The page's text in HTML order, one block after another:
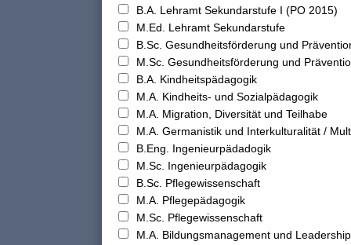
B.A. Lehramt Sekundarstufe I (PO 2015)
M.Ed. Lehramt Sekundarstufe
B.Sc. Gesundheitsförderung und
M.Sc. Gesundheitsförderung und
B.A. Kindheitspädagogik
M.A. Kindheits- und Sozialpädagogik
M.A. Migration, Diversität und Teilhabe
M.A. Germanistik und Interkulturalität /
B.Eng. Ingenieurpädadogik
M.Sc. Ingenieurpädagogik
B.Sc. Pflegewissenschaft
M.A. Pflegepädagogik
M.Sc. Pflegewissenschaft
M.A. Bildungsmanagement und